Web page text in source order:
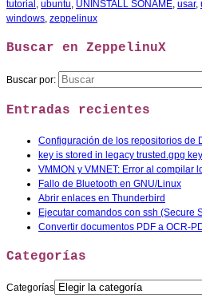
tutorial , ubuntu, UNINSTALL SONAME, usar,
windows, zeppelinux
Buscar en ZeppelinuX
Buscar por:
Entradas recientes
Configuración de los repositorios de
key is stored in legacy trusted.gpg
VMMON y VMNET: Error al compilar
Fallo de Bluetooth en GNU/Linux
Abrir enlaces en Thunderbird
Ejecutar comandos con ssh (Secure
Convertir documentos PDF a OCR-
Categorías
Categorías